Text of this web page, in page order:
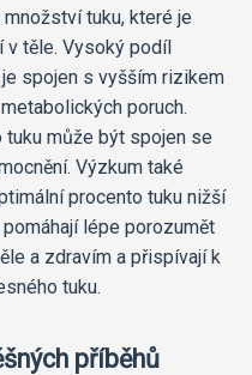
tuku, které je
v těle. Vysoký podíl
spojen s vyšším rizikem
poruch.
může být spojen se
Výzkum také
procento tuku nižší
lépe porozumět
a zdravím a přispívají k
tuku.
příběhů